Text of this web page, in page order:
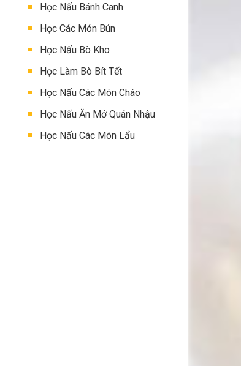
Học Nấu Bánh Canh
Học Các Món Bún
Học Nấu Bò Kho
Học Làm Bò Bít Tết
Học Nấu Các Món Cháo
Học Nấu Ăn Mở Quán Nhậu
Học Nấu Các Món Lẩu